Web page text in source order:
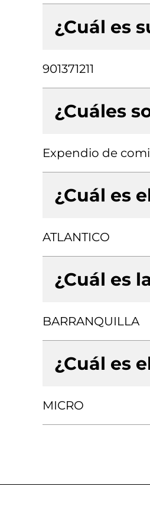
¿Cuál es
901371211
¿Cuáles
Expendio de
¿Cuál es
ATLANTICO
¿Cuál es
BARRANQUILLA
¿Cuál es
MICRO